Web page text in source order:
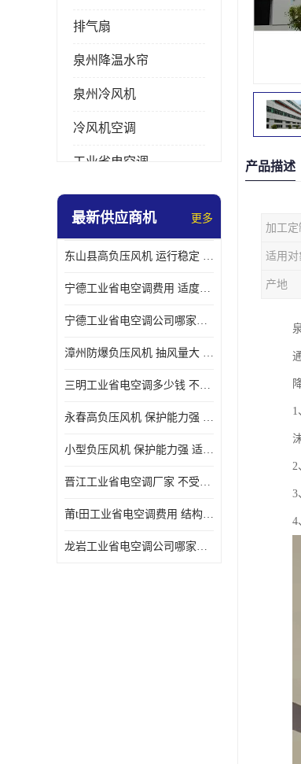
排气扇
泉州降温水帘
泉州冷风机
冷风机空调
工业省电空调
工业大吊扇
最新供应商机 更多
东山县高负压风机 运行稳定 耐高温 防腐蚀
宁德工业省电空调费用 适度较高 节省占用空间
宁德工业省电空调公司哪家好 适度较高 结构紧凑 美观
漳州防爆负压风机 抽风量大 通风降温效果好
三明工业省电空调多少钱 不受管长限制 保持空气湿润
永春高负压风机 保护能力强 体积大 风道大
小型负压风机 保护能力强 适用面积广
晋江工业省电空调厂家 不受管长限制 节省占用空间
莆t田工业省电空调费用 结构紧凑 美观 能耗低 噪音小
龙岩工业省电空调公司哪家好 适应性强 维护简单
产品描述
加工定
适用对
产地
1
2
3
4